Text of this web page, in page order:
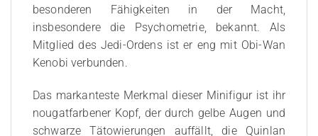
besonderen Fähigkeiten in der Macht,
insbesondere die Psychometrie, bekannt. Als
Mitglied des Jedi-Ordens ist er eng mit Obi-Wan
Kenobi verbunden.
Das markanteste Merkmal dieser Minifigur ist ihr
nougatfarbener Kopf, der durch gelbe Augen und
schwarze Tätowierungen auffällt, die Quinlan